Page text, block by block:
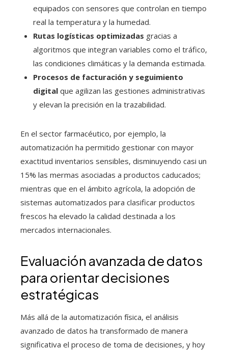
equipados con sensores que controlan en tiempo
real la temperatura y la humedad.
Rutas logísticas optimizadas gracias a
algoritmos que integran variables como el tráfico,
las condiciones climáticas y la demanda estimada.
Procesos de facturación y seguimiento
digital que agilizan las gestiones administrativas
y elevan la precisión en la trazabilidad.
En el sector farmacéutico, por ejemplo, la
automatización ha permitido gestionar con mayor
exactitud inventarios sensibles, disminuyendo casi un
15% las mermas asociadas a productos caducados;
mientras que en el ámbito agrícola, la adopción de
sistemas automatizados para clasificar productos
frescos ha elevado la calidad destinada a los
mercados internacionales.
Evaluación avanzada de datos
para orientar decisiones
estratégicas
Más allá de la automatización física, el análisis
avanzado de datos ha transformado de manera
significativa el proceso de toma de decisiones, y hoy